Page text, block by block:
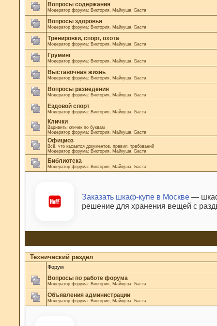
Вопросы содержания
Модератор форума: Виктория Майкуша Баста
Вопросы здоровья
Модератор форума: Виктория Майкуша Баста
Тренировки, спорт, охота
Модератор форума: Виктория Майкуша Баста
Груминг
Модератор форума: Виктория Майкуша Баста
Выставочная жизнь
Модератор форума: Виктория Майкуша Баста
Вопросы разведения
Модератор форума: Виктория Майкуша Баста
Ездовой спорт
Модератор форума: Виктория Майкуша Баста
Клички
Варианты кличек по буквам
Модератор форума: Виктория Майкуша Баста
Официоз
Всё, что касается документов, правил, требований
Модератор форума: Виктория Майкуша Баста
Библиотека
Модератор форума: Виктория Майкуша Баста
Заказать шкаф-купе в Москве —
решение для хранения вещей с
Технический раздел
Форум
Вопросы по работе форума
Модератор форума: Виктория Майкуша Баста
Объявления администрации
Модератор форума: Виктория Майкуша Баста